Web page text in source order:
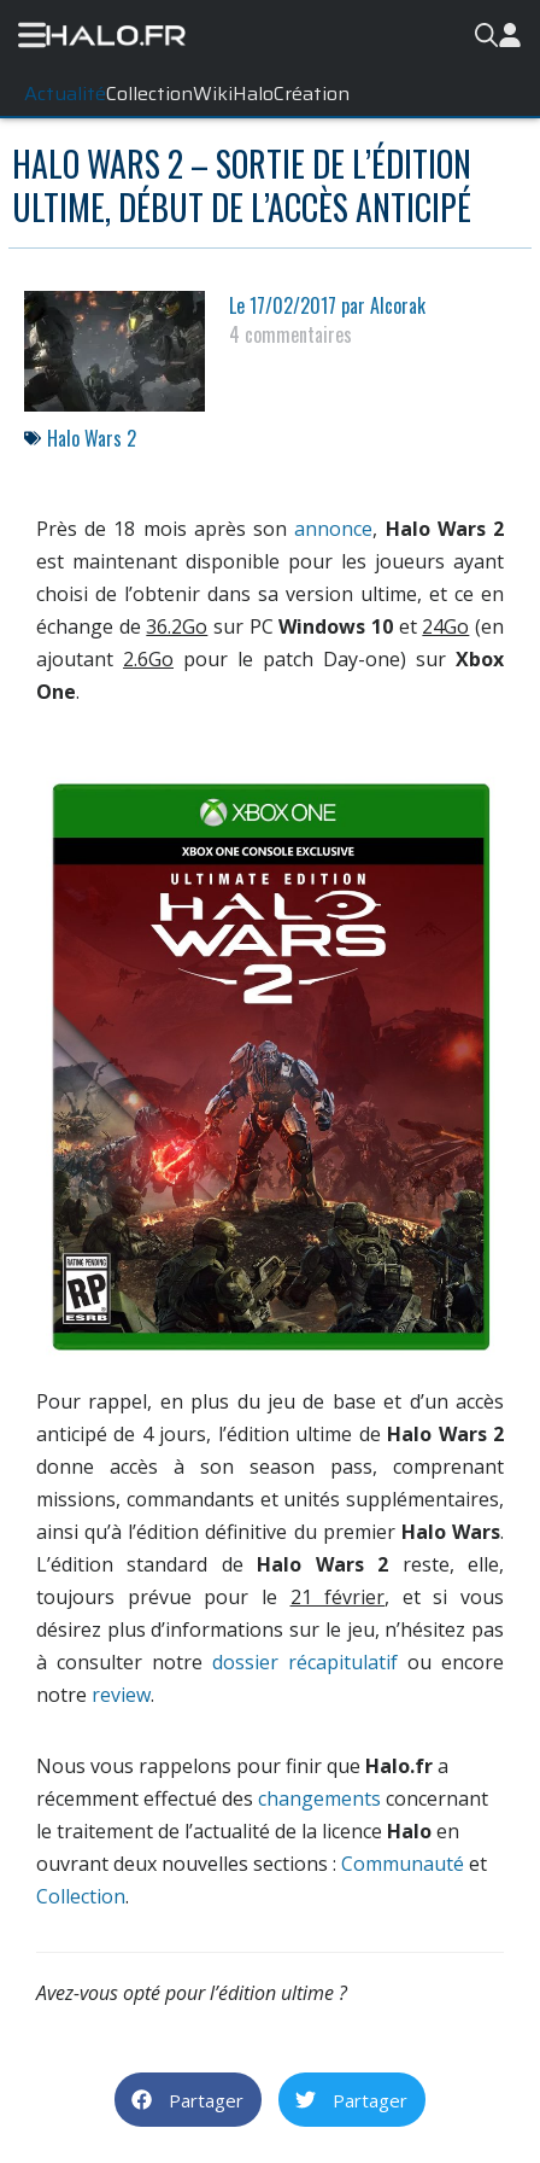
ActualitéCollectionWikiHaloCréation
HALO WARS 2 – SORTIE DE L’ÉDITION
ULTIME, DÉBUT DE L’ACCÈS ANTICIPÉ
Le17/02/2017 par Alcorak
4 commentaires
Halo Wars 2
Près de 18 mois après sonannonce, Halo Wars 2
est maintenant disponible pour les joueurs ayant
choisi de l’obtenir dans sa version ultime, et ce en
échange de36.2Go sur PCWindows 10 et 24Go (en
ajoutant 2.6Go pour le patch Day-one) sur Xbox
One.
Pour rappel, en plus du jeu de base et d’un accès
anticipé de 4 jours, l’édition ultime de Halo Wars 2
donne accès à son season pass, comprenant
missions, commandants et unités supplémentaires,
ainsi qu’à l’édition définitive du premier Halo Wars.
L’édition standard de Halo Wars 2 reste, elle,
toujours prévue pour le 21 février, et si vous
désirez plus d’informations sur le jeu, n’hésitez pas
à consulter notre dossier récapitulatif ou encore
notre review.
Nous vous rappelons pour finir que Halo.fra
récemment effectué des changements concernant
le traitement de l’actualité de la licence Haloen
ouvrant deux nouvelles sections : Communauté et
Collection.
Avez-vous opté pour l’édition ultime ?
Partager Partager